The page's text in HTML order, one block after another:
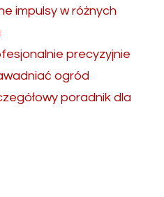
impulsy w różnych
precyzyjnie
ogród
poradnik dla